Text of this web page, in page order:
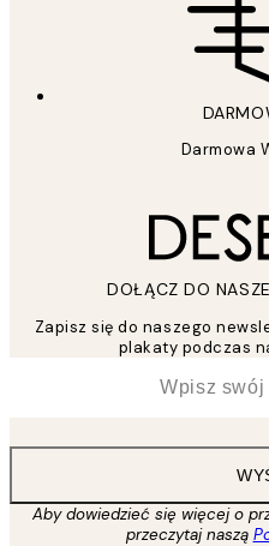
Darmowa
DOŁĄCZ DO
Zapisz się do naszego
plakaty podczas
Aby dowiedzieć się więcej o
przeczytaj naszą